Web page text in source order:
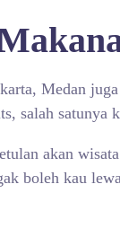
Medan
salah satunya
akan
boleh kau